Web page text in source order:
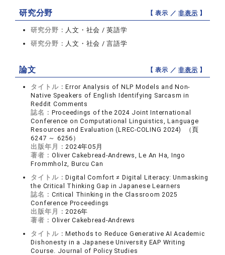
研究分野 【 表示 ／非表示 】
研究分野： 人文・社会 / 英語学
研究分野： 人文・社会 / 言語学
論文 【 表示 ／非表示 】
タイトル：Error Analysis of NLP Models and Non-
Native Speakers of English Identifying Sarcasm in
Reddit Comments
誌名： Proceedings of the 2024 Joint International
Conference on Computational Linguistics, Language
Resources and Evaluation (LREC-COLING 2024) （頁
6247 ～ 6256）
出版年月：2024年05月
著者： Oliver Cakebread-Andrews, Le An Ha, Ingo
Frommholz, Burcu Can
タイトル：Digital Comfort ≠ Digital Literacy: Unmasking
the Critical Thinking Gap in Japanese Learners
誌名： Critical Thinking in the Classroom 2025
Conference Proceedings
出版年月：2026年
著者： Oliver Cakebread-Andrews
タイトル：Methods to Reduce Generative AI Academic
Dishonesty in a Japanese University EAP Writing
Course. Journal of Policy Studies